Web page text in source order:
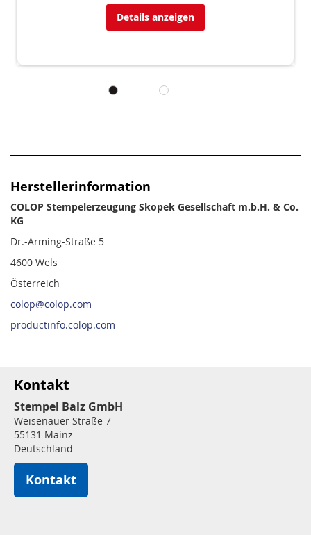
Details anzeigen
Herstellerinformation
COLOP Stempelerzeugung Skopek Gesellschaft m.b.H. & Co.
KG
Dr.-Arming-Straße 5
4600 Wels
Österreich
colop@colop.com
productinfo.colop.com
Kontakt
Stempel Balz GmbH
Weisenauer Straße 7
55131 Mainz
Deutschland
Kontakt